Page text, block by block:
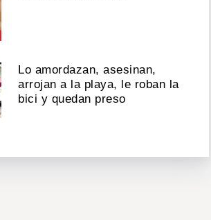
Lo amordazan, asesinan,
arrojan a la playa, le roban la
bici y quedan preso